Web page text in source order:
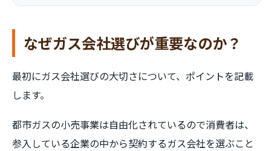
なぜガス会社選びが重要なのか？
最初にガス会社選びの大切さについて、ポイントを記載
します。
都市ガスの小売事業は自由化されているので消費者は、
参入している企業の中から契約するガス会社を選ぶこと